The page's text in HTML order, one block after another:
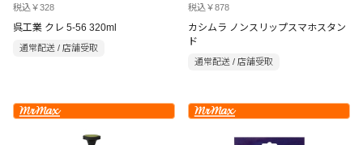
税込￥328
呉工業 クレ 5-56 320ml
通常配送 / 店舗受取
税込￥878
カシムラ ノンスリップスマホスタン
ド
通常配送 / 店舗受取